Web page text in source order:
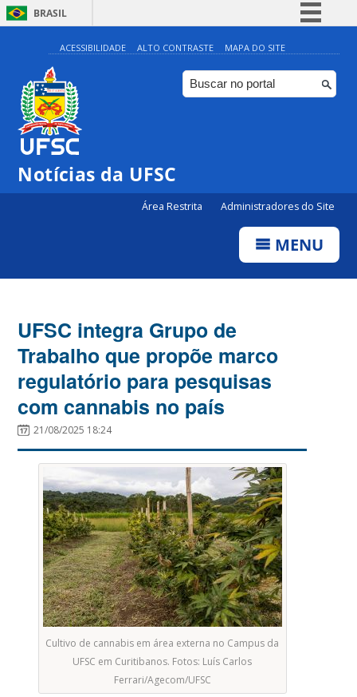
BRASIL
Simplifique!
Comunica BR
Participe
ACESSIBILIDADE ALTO CONTRASTE MAPA DO SITE
Notícias da UFSC
Área Restrita Administradores do Site
MENU
UFSC integra Grupo de
Trabalho que propõe marco
regulatório para pesquisas
com cannabis no país
21/08/2025 18:24
Cultivo de cannabis em área externa no Campus da
UFSC em Curitibanos. Fotos: Luís Carlos
Ferrari/Agecom/UFSC